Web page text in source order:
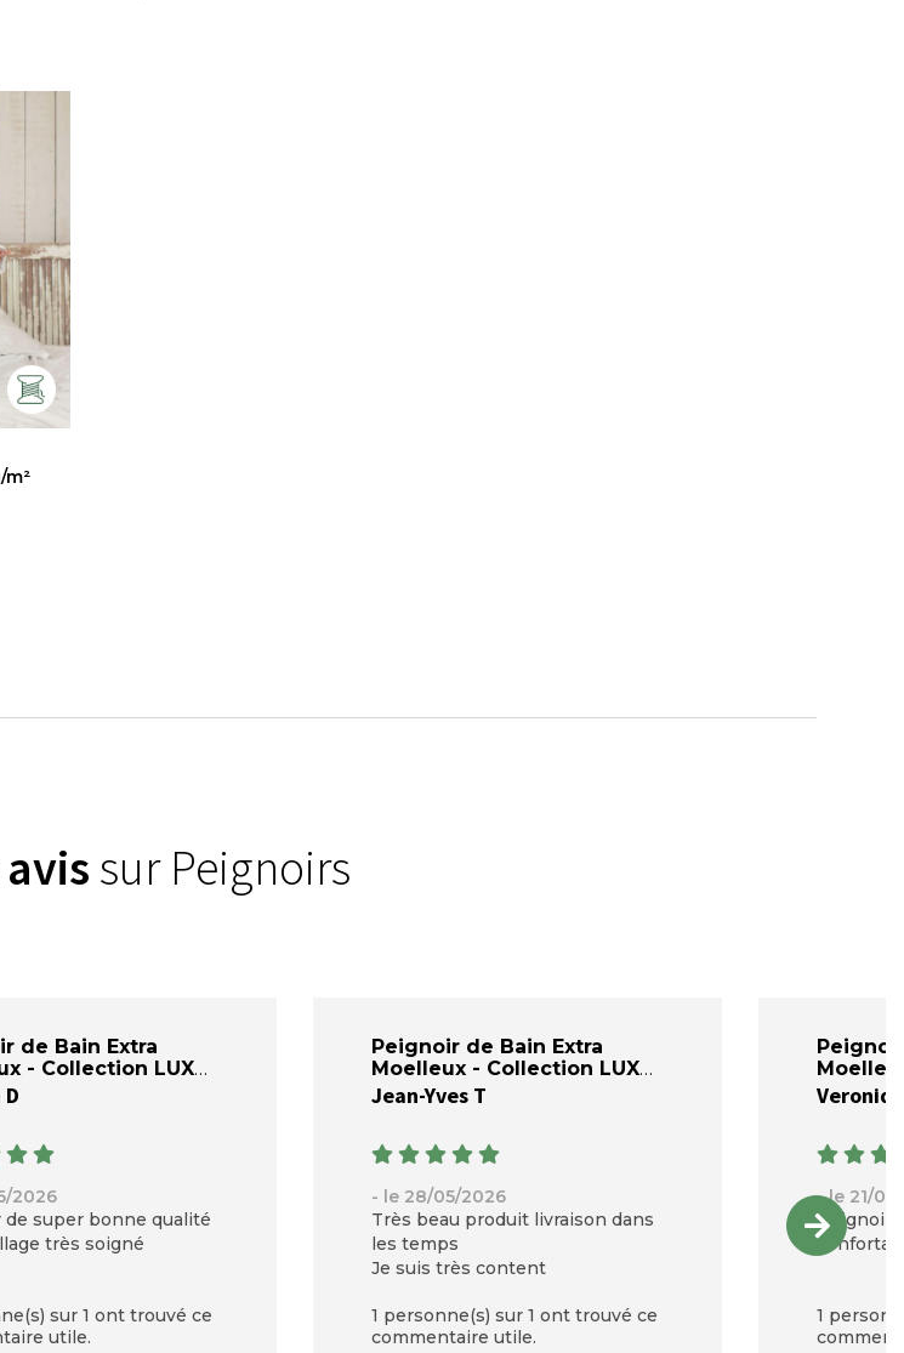
sur Peignoirs
de Bain Extra
- Collection LUXE
2026
de super bonne qualité
très soigné
sur 1 ont trouvé ce
utile.
Peignoir de Bain Extra
Moelleux - Collection LUXE
Jean-Yves T
- le 28/05/2026
Très beau produit livraison dans
les temps
Je suis très content
1 personne(s) sur 1 ont trouvé ce
commentaire utile.
- le 21/
Peignoir
1